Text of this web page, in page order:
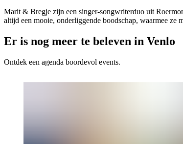
Marit & Bregje zijn een singer-songwriterduo uit
altijd een mooie, onderliggende boodschap, waarmee ze
Er is nog meer te beleven in Venlo
Ontdek een agenda boordevol events.